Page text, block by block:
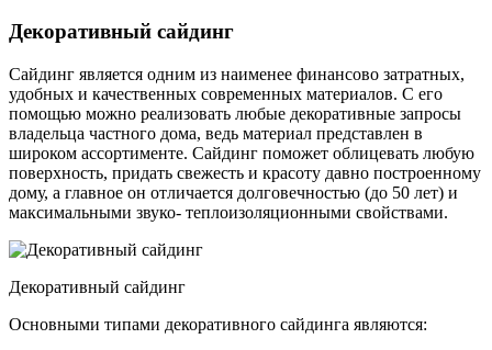
Декоративный сайдинг
Сайдинг является одним из наименее финансово затратных,
удобных и качественных современных материалов. С его
помощью можно реализовать любые декоративные запросы
владельца частного дома, ведь материал представлен в
широком ассортименте. Сайдинг поможет облицевать любую
поверхность, придать свежесть и красоту давно построенному
дому, а главное он отличается долговечностью (до 50 лет) и
максимальными звуко- теплоизоляционными свойствами.
Декоративный сайдинг
Основными типами декоративного сайдинга являются: